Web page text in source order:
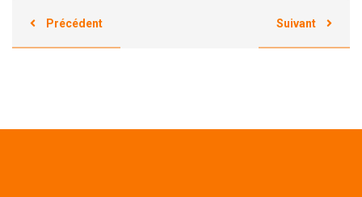
Précédent Suivant